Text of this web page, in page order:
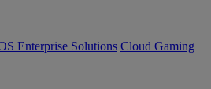
Enterprise Solutions Cloud Gaming